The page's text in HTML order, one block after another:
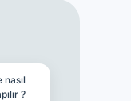
nasıl
?
ilbet giriş